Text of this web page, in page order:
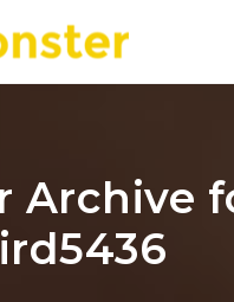
Archive